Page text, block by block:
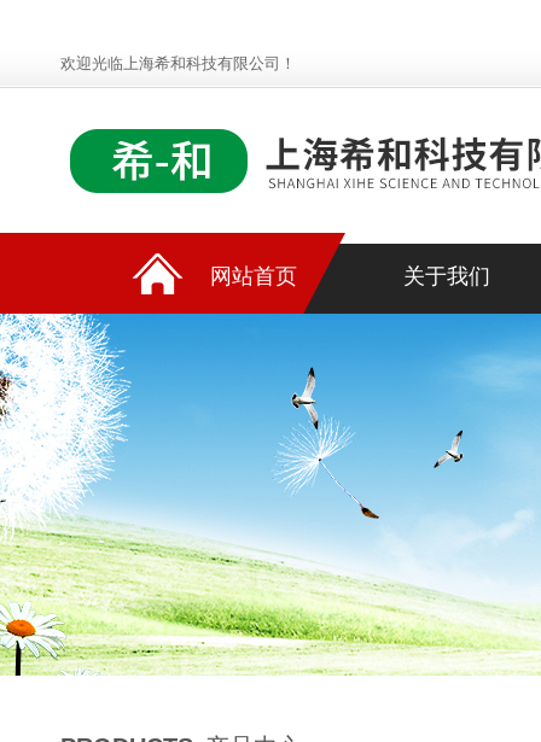
欢迎光临上海希和科技有限公司！
网站首页 关于我们